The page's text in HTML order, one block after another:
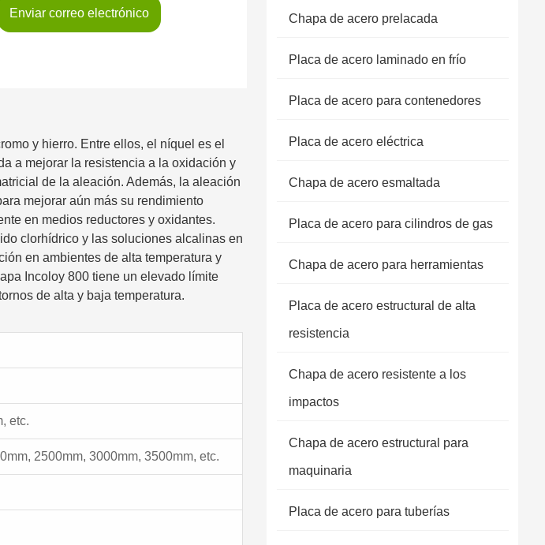
Enviar correo electrónico
y hierro. Entre ellos, el níquel es el
a mejorar la resistencia a la oxidación y
de la aleación. Además, la aleación
mejorar aún más su rendimiento
en medios reductores y oxidantes.
clorhídrico y las soluciones alcalinas en
en ambientes de alta temperatura y
Incoloy 800 tiene un elevado límite
de alta y baja temperatura.
etc.
2500mm, 3000mm, 3500mm, etc.
Chapa de acero prelacada
Placa de acero laminado en frío
Placa de acero para contenedores
Placa de acero eléctrica
Chapa de acero esmaltada
Placa de acero para cilindros de gas
Chapa de acero para herramientas
Placa de acero estructural de alta
resistencia
Chapa de acero resistente a los
impactos
Chapa de acero estructural para
maquinaria
Placa de acero para tuberías